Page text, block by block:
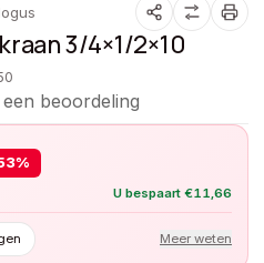
3/4×1/2×10
beoordeling
%
U bespaart €11,66
Meer weten